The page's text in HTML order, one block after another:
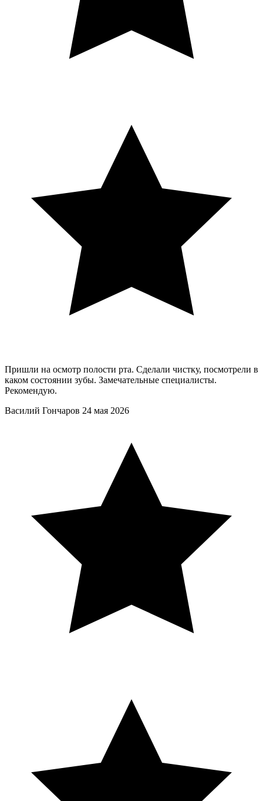
Пришли на осмотр полости рта. Сделали чистку, посмотрели в
каком состоянии зубы. Замечательные специалисты.
Рекомендую.
Василий Гончаров 24 мая 2026